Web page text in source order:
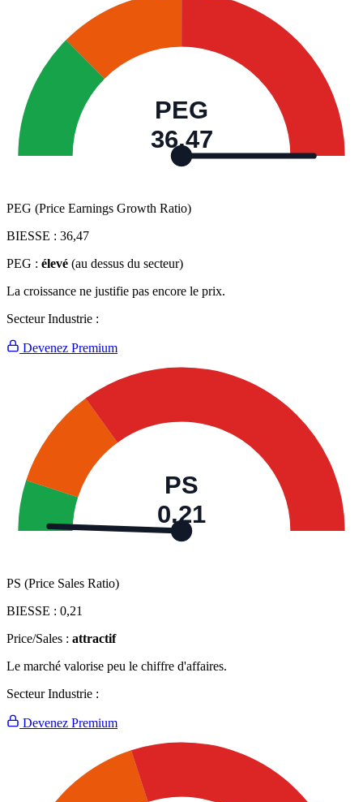
PEG
36,47
PEG (Price Earnings Growth Ratio)
BIESSE : 36,47
PEG : élevé (au dessus du secteur)
La croissance ne justifie pas encore le prix.
Secteur Industrie :
Devenez Premium
PS
0,21
PS (Price Sales Ratio)
BIESSE : 0,21
Price/Sales : attractif
Le marché valorise peu le chiffre d'affaires.
Secteur Industrie :
Devenez Premium